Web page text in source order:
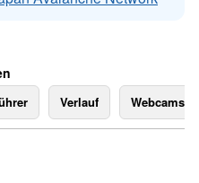
Verlauf Webcams